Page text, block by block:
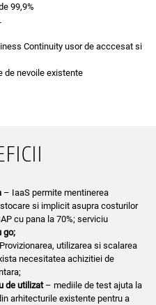
99,9%
Continuity usor de acccesat si
de nevoile existente
– IaaS permite mentinerea
si implicit asupra costurilor
cu pana la 70%; serviciu
go;
Provizionarea, utilizarea si scalarea
necesitatea achizitiei de
de utilizat – mediile de test ajuta la
arhitecturile existente pentru a